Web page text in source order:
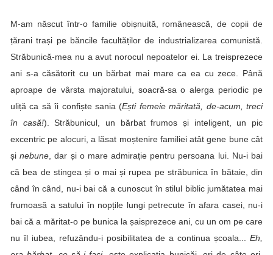
M-am născut într-o familie obișnuită, românească, de copii de
țărani trași pe băncile facultăților de industrializarea comunistă.
Străbunică-mea nu a avut norocul nepoatelor ei. La treisprezece
ani s-a căsătorit cu un bărbat mai mare ca ea cu zece. Până
aproape de vârsta majoratului, soacră-sa o alerga periodic pe
uliță ca să îi confiște sania (Ești femeie măritată, de-acum, treci
în casă!). Străbunicul, un bărbat frumos și inteligent, un pic
excentric pe alocuri, a lăsat moștenire familiei atât gene bune cât
șinebune , dar și o mare admirație pentru persoana lui. Nu-i bai
că bea de stingea și o mai și rupea pe străbunica în bătaie, din
când în când, nu-i bai că a cunoscut în stilul biblic jumătatea mai
frumoasă a satului în nopțile lungi petrecute în afara casei, nu-i
bai că a măritat-o pe bunica la șaisprezece ani, cu un om pe care
nu îl iubea, refuzându-i posibilitatea de a continua școala... Eh,